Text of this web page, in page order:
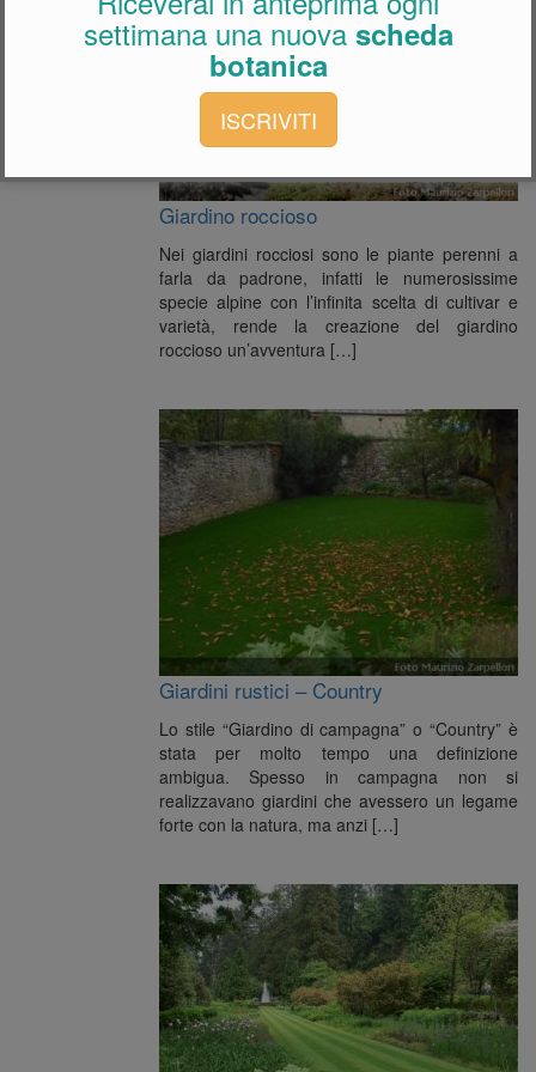
Giardino roccioso
Nei giardini rocciosi sono le piante perenni a
farla da padrone, infatti le numerosissime
specie alpine con l’infinita scelta di cultivar e
varietà, rende la creazione del giardino
roccioso un’avventura […]
Giardini rustici – Country
Lo stile “Giardino di campagna” o “Country” è
stata per molto tempo una definizione
ambigua. Spesso in campagna non si
realizzavano giardini che avessero un legame
forte con la natura, ma anzi […]
settimana una nuovascheda
botanica
ISCRIVITI